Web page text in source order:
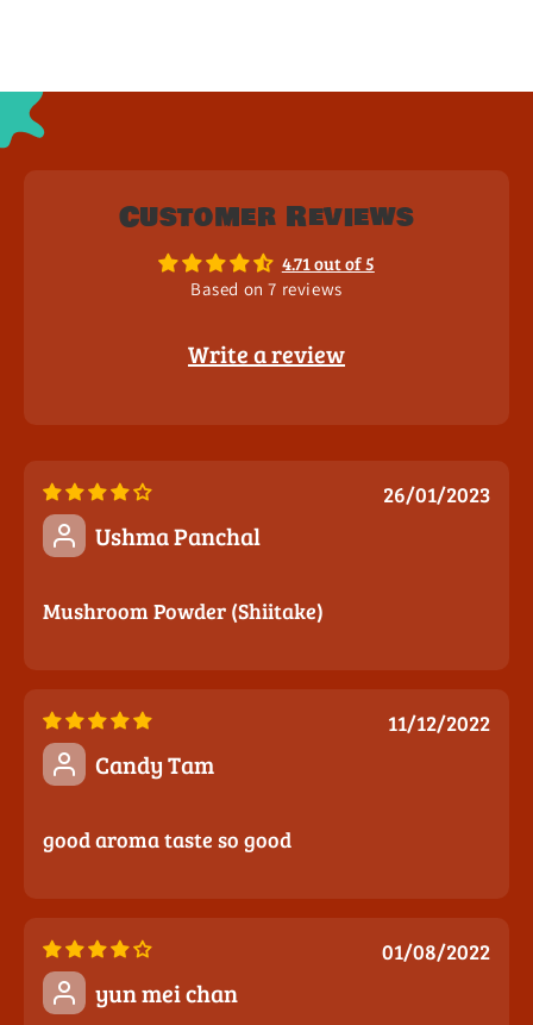
Customer Reviews
4.71 out of 5
Based on 7 reviews
Write a review
26/01/2023
Ushma Panchal
Mushroom Powder (Shiitake)
11/12/2022
Candy Tam
good aroma taste so good
01/08/2022
yun mei chan